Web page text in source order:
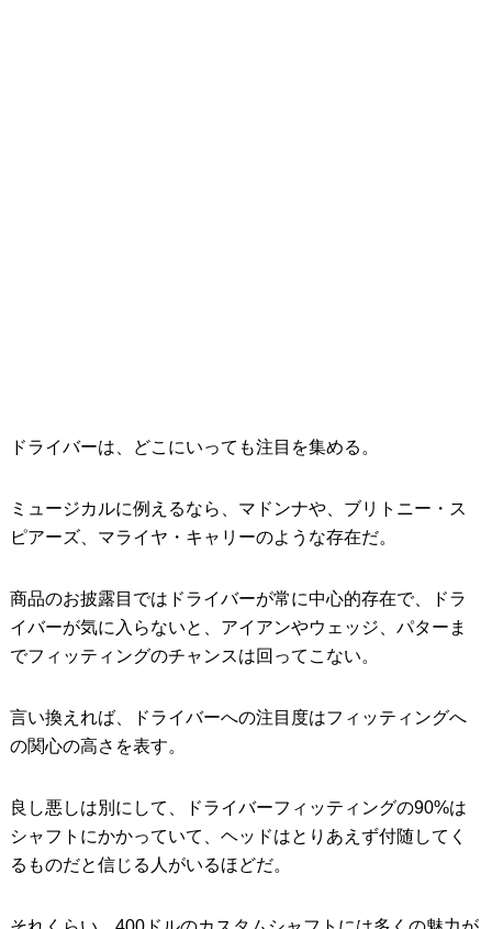
ドライバーは、どこにいっても注目を集める。
ミュージカルに例えるなら、マドンナや、ブリトニー・ス
ピアーズ、マライヤ・キャリーのような存在だ。
商品のお披露目ではドライバーが常に中心的存在で、ドラ
イバーが気に入らないと、アイアンやウェッジ、パターま
でフィッティングのチャンスは回ってこない。
言い換えれば、ドライバーへの注目度はフィッティングへ
の関心の高さを表す。
良し悪しは別にして、ドライバーフィッティングの90%は
シャフトにかかっていて、ヘッドはとりあえず付随してく
るものだと信じる人がいるほどだ。